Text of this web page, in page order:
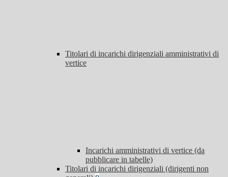
Titolari di incarichi dirigenziali amministrativi di
vertice
Incarichi amministrativi di vertice (da
pubblicare in tabelle)
Titolari di incarichi dirigenziali (dirigenti non